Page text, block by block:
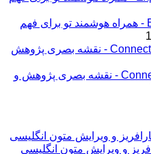
اکانت پرمیوم Explainpaper - همراه هوشمند تو برای فهم
اکانت پرمیوم Connected Papers - نقشه بصری پژوهش و